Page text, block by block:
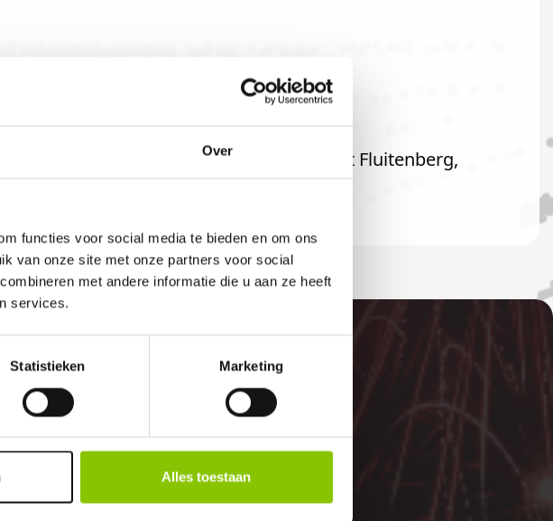
Over
functies voor social media te bieden en om ons
van onze site met onze partners voor social
met andere informatie die u aan ze heeft
services.
Statistieken Marketing
Alles toestaan
U bent uiteraard ook welkom als u uit Fluitenberg,